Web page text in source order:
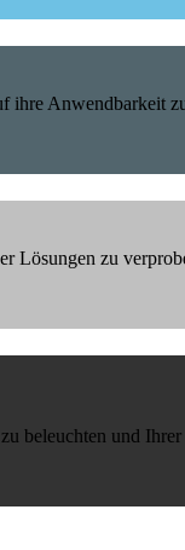
ihre Anwendbarkeit
Lösungen zu
beleuchten und